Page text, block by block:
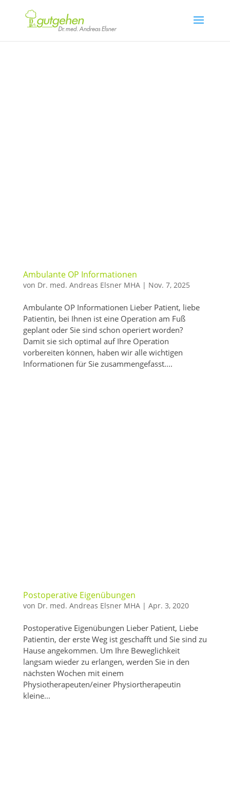
Ambulante OP Informationen
von Dr. med. Andreas Elsner MHA| Nov. 7, 2025
Ambulante OP Informationen Lieber Patient, liebe
Patientin, bei Ihnen ist eine Operation am Fuß
geplant oder Sie sind schon operiert worden?
Damit sie sich optimal auf Ihre Operation
vorbereiten können, haben wir alle wichtigen
Informationen für Sie zusammengefasst....
Postoperative Eigenübungen
von Dr. med. Andreas Elsner MHA| Apr. 3, 2020
Postoperative Eigenübungen Lieber Patient, Liebe
Patientin, der erste Weg ist geschafft und Sie sind zu
Hause angekommen. Um Ihre Beweglichkeit
langsam wieder zu erlangen, werden Sie in den
nächsten Wochen mit einem
Physiotherapeuten/einer Physiortherapeutin
kleine...